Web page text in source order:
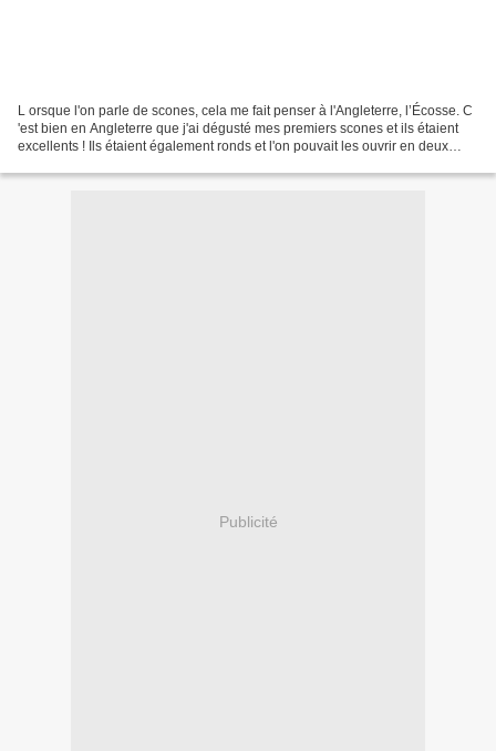
L orsque l'on parle de scones, cela me fait penser à l'Angleterre, l’Écosse. C
'est bien en Angleterre que j'ai dégusté mes premiers scones et ils étaient
excellents ! Ils étaient également ronds et l'on pouvait les ouvrir en deux
Publicité